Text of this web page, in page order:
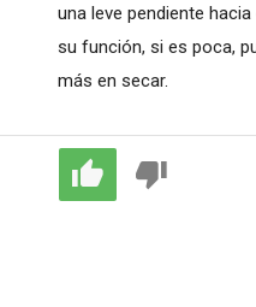
una leve pendiente
su función, si es poca,
más en secar.